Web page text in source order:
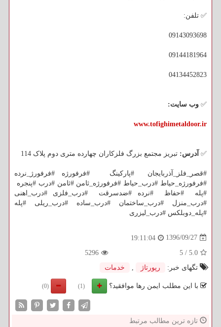
✅ تلفن:
09143093698
09144181964
04134452823
✅ وب سایت:
www.tofighimetaldoor.ir
✅ آدرس: تبریز مجتمع بزرگ فلزکاران چهارده متری دوم پلاک 114
#قصر_فلز_آذربایجان #پارکینگ #فرفورژه #فرفورژ_نرده
#فرفورژه_حیاط #درب_حیاط #فرفورژه_ثامن #ثامن #درب #پنجره
#پله #حفاظ #نرده #ضدسرقت #درب_فلزی #درب_اهنی
#درب_منزل #درب_ساختمان #درب_ساده #درب_ریلی #پله
#پله_دوبلکس #درب_لیزری
1396/09/27
19:11:04
5.0
/
5
5296
تگهای خبر:
رپورتاژ خدمات
با این مطلب ایمن رها موافقید؟ (1)
(0)
تازه ترین مطالب مرتبط